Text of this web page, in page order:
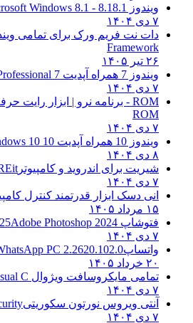
ویندوز 8.18.1 - Microsoft Windows 8.1
دات نت فریم ورک برای تمامی
Framework
ویندوز 7 همراه آپدیت 7 SP1
Professional
ROM - برنامه نرو | ابزار رایت حرفه ای و
ROM
ویندوز 10 همراه آپدیت 10 22H2
10
شیریت برای اندروید و کامپیوتر
انی دسک ابزار قدرتمند کنترل
فتوشاپ CC 2025Adobe Photoshop 2024
واتساپWhatsApp PC 2.2620.102.0
تمامی مایکروسافت ویژوال C C++
آنتی ویروس نورتون سکوریتی